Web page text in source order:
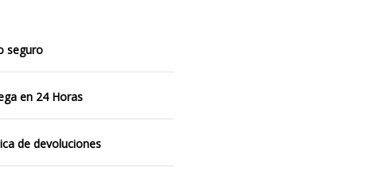
seguro
en 24 Horas
de devoluciones